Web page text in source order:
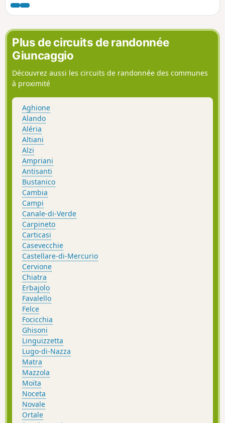
Entre les villages de Santa Maria Poggio et San
Nicolao, découvrez ce site sauvage et préservé
où une eau fraîche et limpide se déverse sous
vos yeux et poursuit son chemin jusqu'à la mer.
Cette balade très appréciée en journée, l’est
également la nuit, son voile vaporeux
entièrement illuminé vous émerveillera.
Plus de circuits de randonnée
Giuncaggio
Découvrez aussi les circuits de randonnée des communes
à proximité
Aghione
Alando
Aléria
Altiani
Alzi
Ampriani
Antisanti
Bustanico
Cambia
Campi
Canale-di-Verde
Carpineto
Carticasi
Casevecchie
Castellare-di-Mercurio
Cervione
Chiatra
Erbajolo
Favalello
Felce
Focicchia
Ghisoni
Linguizzetta
Lugo-di-Nazza
Matra
Mazzola
Moïta
Noceta
Novale
Ortale